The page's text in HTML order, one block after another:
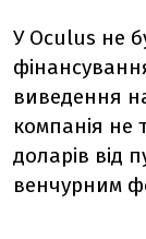
У Oculus не
виведення
компанія не
доларів від
венчурним